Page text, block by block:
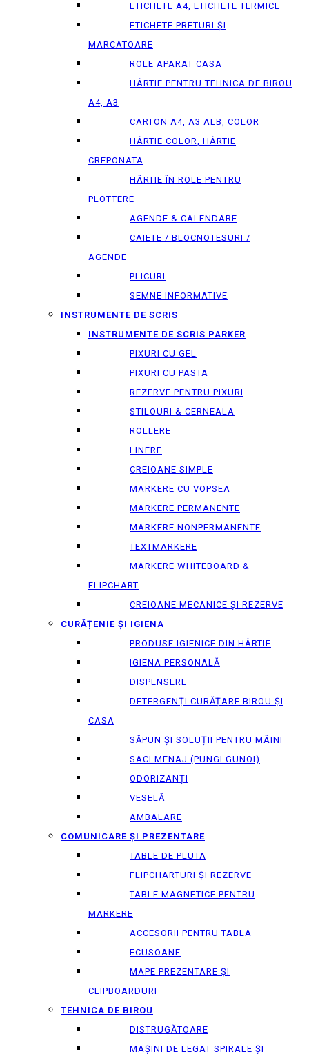
ETICHETE A4, ETICHETE TERMICE
ETICHETE PRETURI ȘI
MARCATOARE
ROLE APARAT CASA
HÂRTIE PENTRU TEHNICA DE BIROU
A4, A3
CARTON A4, A3 ALB, COLOR
HÂRTIE COLOR, HÂRTIE
CREPONATA
HÂRTIE ÎN ROLE PENTRU
PLOTTERE
AGENDE & CALENDARE
CAIETE / BLOCNOTESURI /
AGENDE
PLICURI
SEMNE INFORMATIVE
INSTRUMENTE DE SCRIS
INSTRUMENTE DE SCRIS PARKER
PIXURI CU GEL
PIXURI CU PASTA
REZERVE PENTRU PIXURI
STILOURI & СERNEALA
ROLLERE
LINERE
CREIOANE SIMPLE
MARKERE CU VOPSEA
MARKERE PERMANENTE
MARKERE NONPERMANENTE
TEXTMARKERE
MARKERE WHITEBOARD &
FLIPCHART
CREIOANE MECANICE ȘI REZERVE
CURĂȚENIE ȘI IGIENA
PRODUSE IGIENICE DIN HÂRTIE
IGIENA PERSONALĂ
DISPENSERE
DETERGENȚI CURĂȚARE BIROU ȘI
CASA
SĂPUN ȘI SOLUȚII PENTRU MÂINI
SACI MENAJ (PUNGI GUNOI)
ODORIZANȚI
VESELĂ
AMBALARE
COMUNICARE ȘI PREZENTARE
TABLE DE PLUTA
FLIPCHARTURI ȘI REZERVE
TABLE MAGNETICE PENTRU
MARKERE
ACCESORII PENTRU TABLA
ECUSOANE
MAPE PREZENTARE ȘI
CLIPBOARDURI
TEHNICA DE BIROU
DISTRUGĂTOARE
MAȘINI DE LEGAT SPIRALE ȘI